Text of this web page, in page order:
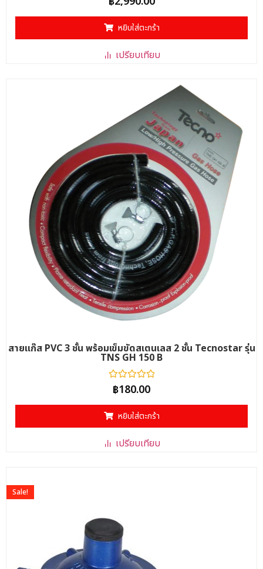
คะแนน
0
ตั้งแต่
1-
5
หยิบใส่ตะกร้า
เปรียบเทียบ
สายแก๊ส PVC 3 ชั้น พร้อมเข็มขัดสเตนเลส 2 ชั้น Tecnostar รุ่น
TNS GH 150 B
ให้
คะแนน
0
ตั้งแต่
1-
5
฿180.00
หยิบใส่ตะกร้า
เปรียบเทียบ
Sale!